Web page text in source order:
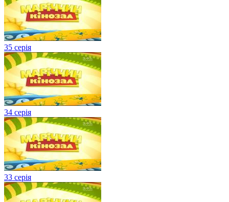
35 серія
34 серія
33 серія